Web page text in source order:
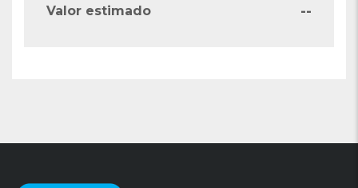
Valor estimado --